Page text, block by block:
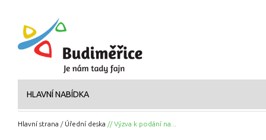
HLAVNÍ NABÍDKA
Hlavní strana / Úřední deska // Výzva k podání na...